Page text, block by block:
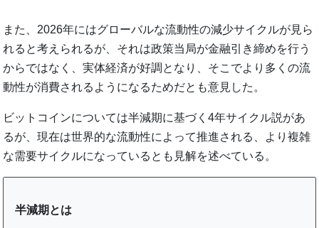
また、2026年にはグローバルな流動性の減少サイクルが見ら
れると考えられるが、それは政策当局が金融引き締めを行う
からではなく、実体経済が好調となり、そこでより多くの流
動性が消費されるようになるためだとも意見した。
ビットコインについては半減期に基づく4年サイクル説があ
るが、現在は世界的な流動性によって推進される、より複雑
な需要サイクルになっているとも見解を述べている。
半減期とは